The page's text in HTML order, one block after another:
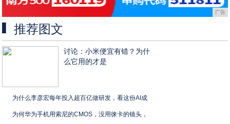
广告
推荐图文
讨论：小米便宜有错？为什
么它用的才是
为什么李彦宏每年投入超百亿做研发，看这份AI成
为何华为手机用索尼的CMOS，没用徕卡的镜头，